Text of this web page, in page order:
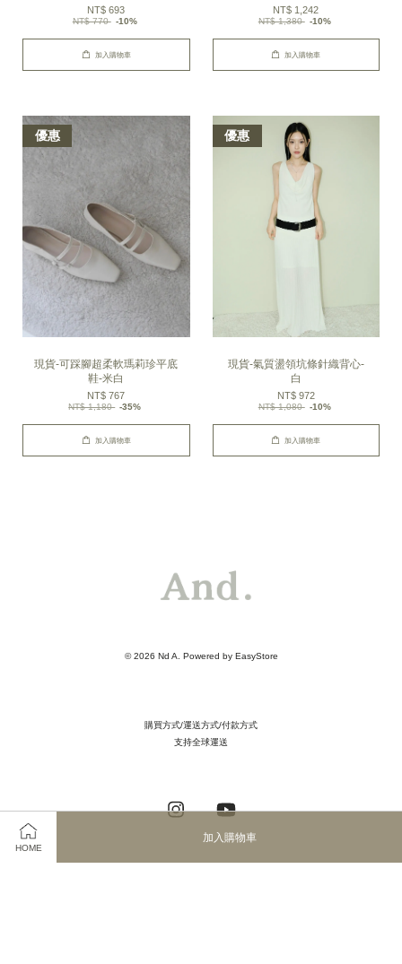
HOME
加入購物車
NT$ 693
NT$ 770 -10%
加入購物車
NT$ 1,242
NT$ 1,380 -10%
加入購物車
優惠
現貨-可踩腳超柔軟瑪莉珍平底
鞋-米白
NT$ 767
NT$ 1,180 -35%
加入購物車
優惠
現貨-氣質盪領坑條針織背心-
白
NT$ 972
NT$ 1,080 -10%
加入購物車
© 2026 Nd A. Powered by EasyStore
購買方式/運送方式/付款方式
支持全球運送
Instagram